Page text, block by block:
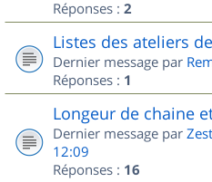
Réponses : 2
Listes des ateliers
Dernier message par
Réponses : 1
Longeur de chaine
Dernier message par
12:09
Réponses : 16